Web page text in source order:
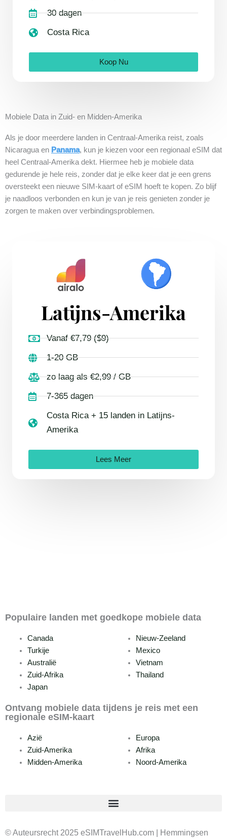
30 dagen
Costa Rica
Koop Nu
Mobiele Data in Zuid- en Midden-Amerika
Als je door meerdere landen in Centraal-Amerika reist, zoals
Nicaragua en Panama, kun je kiezen voor een regionaal eSIM dat
heel Centraal-Amerika dekt. Hiermee heb je mobiele data
gedurende je hele reis, zonder dat je elke keer dat je een grens
oversteekt een nieuwe SIM-kaart of eSIM hoeft te kopen. Zo blijf
je naadloos verbonden en kun je van je reis genieten zonder je
zorgen te maken over verbindingsproblemen.
Latijns-Amerika
Vanaf €7,79 ($9)
1-20 GB
zo laag als €2,99 / GB
7-365 dagen
Costa Rica + 15 landen in Latijns-
Amerika
Lees Meer
Populaire landen met goedkope mobiele data
Canada
Turkije
Australië
Zuid-Afrika
Japan
Nieuw-Zeeland
Mexico
Vietnam
Thailand
Ontvang mobiele data tijdens je reis met een
regionale eSIM-kaart
Azië
Zuid-Amerika
Midden-Amerika
Europa
Afrika
Noord-Amerika
© Auteursrecht 2025 eSIMTravelHub.com | Hemmingsen